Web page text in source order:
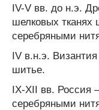
IV-V вв. до н.э.
шелковых
серебряными
IV в.н.э.
шитье.
IX-XII вв. Россия
серебряными